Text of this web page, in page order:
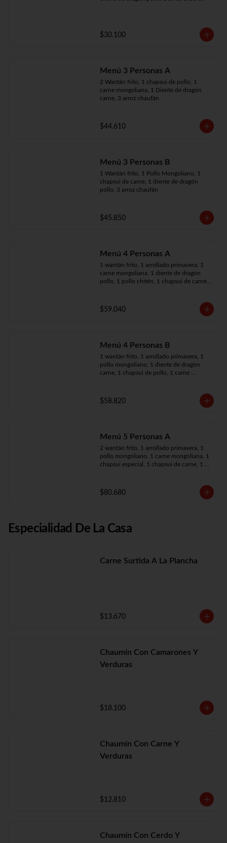
$30.100
Menú 3 Personas A
2 Wantán frito, 1 chapsui de pollo, 1
carne mongoliana, 1 Diente de dragón
carne, 3 arroz chaufán
$44.610
Menú 3 Personas B
1 Wantán frito, 1 Pollo Mongoliano, 1
chapsui de carne, 1 diente de dragón
pollo, 3 arroz chaufán
$45.850
Menú 4 Personas A
1 wantán frito, 1 arrollado primavera, 1
carne mongoliana, 1 diente de dragón
pollo, 1 pollo chitén, 1 chapsui de carne,
$59.040
Menú 4 Personas B
1 wantán frito, 1 arrollado primavera, 1
pollo mongoliano, 1 diente de dragón
carne, 1 chapsui de pollo, 1 carne
$58.820
Menú 5 Personas A
2 wantán frito, 1 arrollado primavera, 1
pollo mongoliano, 1 carne mongoliana, 1
chapsui especial, 1 chapsui de carne, 1
$80.680
Especialidad De La Casa
Carne Surtida A La Plancha
$13.670
Chaumín Con Camarones Y
Verduras
$18.100
Chaumín Con Carne Y
Verduras
$12.810
Chaumín Con Cerdo Y